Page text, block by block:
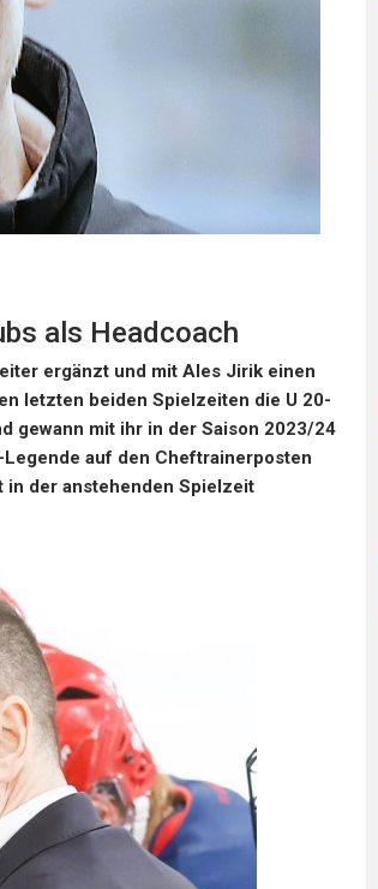
als Headcoach
ergänzt und mit Ales Jirik einen
letzten beiden Spielzeiten die U 20-
gewann mit ihr in der Saison 2023/24
auf den Cheftrainerposten
in der anstehenden Spielzeit